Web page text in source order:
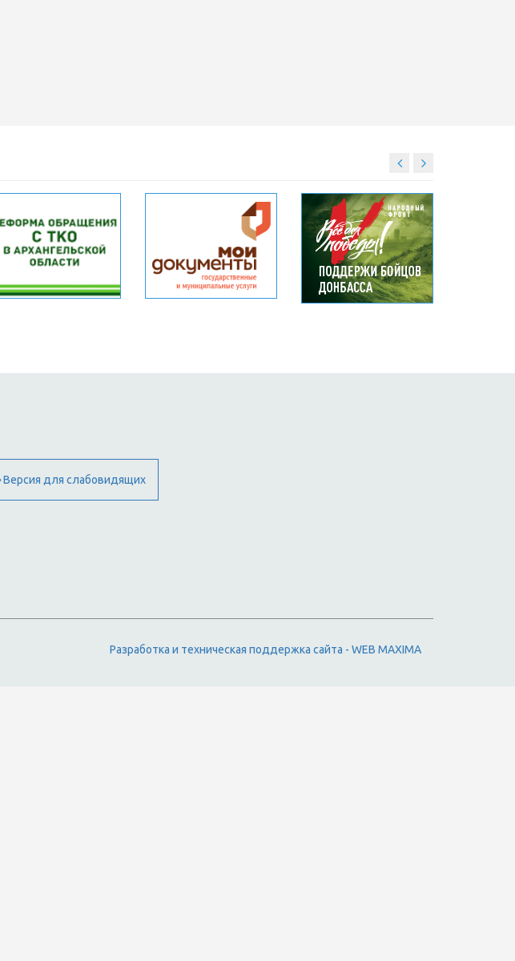
Версия для слабовидящих
Разработка и техническая поддержка сайта - WEB MAXIMA